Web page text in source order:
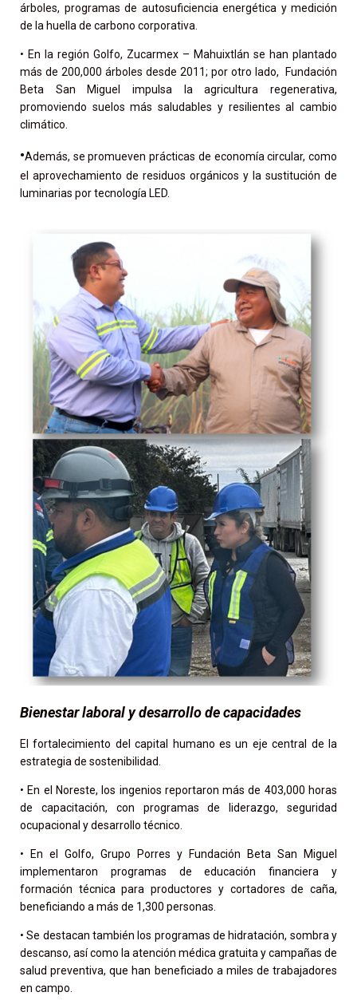
árboles, programas de autosuficiencia energética y medición
de la huella de carbono corporativa.
• En la región Golfo, Zucarmex – Mahuixtlán se han plantado
más de 200,000 árboles desde 2011; por otro lado, Fundación
Beta San Miguel impulsa la agricultura regenerativa,
promoviendo suelos más saludables y resilientes al cambio
climático.
•Además, se promueven prácticas de economía circular, como
el aprovechamiento de residuos orgánicos y la sustitución de
luminarias por tecnología LED.
Bienestar laboral y desarrollo de capacidades
El fortalecimiento del capital humano es un eje central de la
estrategia de sostenibilidad.
• En el Noreste, los ingenios reportaron más de 403,000 horas
de capacitación, con programas de liderazgo, seguridad
ocupacional y desarrollo técnico.
• En el Golfo, Grupo Porres y Fundación Beta San Miguel
implementaron programas de educación financiera y
formación técnica para productores y cortadores de caña,
beneficiando a más de 1,300 personas.
• Se destacan también los programas de hidratación, sombra y
descanso, así como la atención médica gratuita y campañas de
salud preventiva, que han beneficiado a miles de trabajadores
en campo.